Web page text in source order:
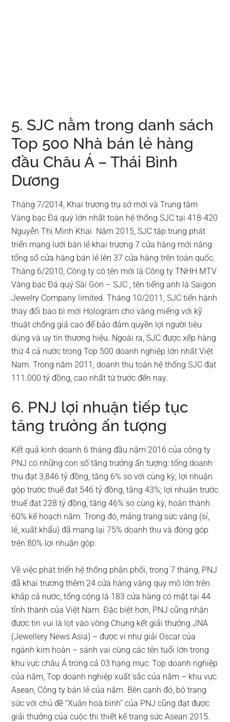
5. SJC nằm trong danh sách
Top 500 Nhà bán lẻ hàng
đầu Châu Á – Thái Bình
Dương
Tháng 7/2014, Khai trương trụ sở mới và Trung tâm
Vàng bạc Đá quý lớn nhất toàn hệ thống SJC tại 418-420
Nguyễn Thị Minh Khai. Năm 2015, SJC tập trung phát
triển mạng lưới bán lẻ khai trương 7 cửa hàng mới nâng
tổng số cửa hàng bán lẻ lên 37 cửa hàng trên toàn quốc.
Tháng 6/2010, Công ty có tên mới là Công ty TNHH MTV
Vàng bạc Đá quý Sài Gòn – SJC , tên tiếng anh là Saigon
Jewelry Company limited. Tháng 10/2011, SJC tiến hành
thay đổi bao bì mới Hologram cho vàng miếng với kỹ
thuật chống giả cao để bảo đảm quyền lợi người tiêu
dùng và uy tín thương hiệu. Ngoài ra, SJC được xếp hàng
thứ 4 cả nước trong Top 500 doanh nghiệp lớn nhất Việt
Nam. Trong năm 2011, doanh thu toàn hệ thống SJC đạt
111.000 tỷ đồng, cao nhất từ trước đến nay.
6. PNJ lợi nhuận tiếp tục
tăng trưởng ấn tượng
Kết quả kinh doanh 6 tháng đầu năm 2016 của công ty
PNJ có những con số tăng trưởng ấn tượng: tổng doanh
thu đạt 3,846 tỷ đồng, tăng 6% so với cùng kỳ; lợi nhuận
gộp trước thuế đạt 546 tỷ đồng, tăng 43%; lợi nhuận trước
thuế đạt 228 tỷ đồng, tăng 46% so cùng kỳ, hoàn thành
60% kế hoạch năm. Trong đó, mảng trang sức vàng (sỉ,
lẻ, xuất khẩu) đã mang lại 75% doanh thu và đóng góp
trên 80% lợi nhuận gộp.
Về việc phát triển hệ thống phân phối, trong 7 tháng, PNJ
đã khai trương thêm 24 cửa hàng vàng quy mô lớn trên
khắp cả nước, tổng cộng là 183 cửa hàng có mặt tại 44
tỉnh thành của Việt Nam. Đặc biệt hơn, PNJ cũng nhận
được tin vui là lọt vào vòng Chung kết giải thưởng JNA
(Jewellery News Asia) – được ví như giải Oscar của
ngành kim hoàn – sánh vai cùng các tên tuổi lớn trong
khu vực châu Á trong cả 03 hạng mục: Top doanh nghiệp
của năm, Top doanh nghiệp xuất sắc của năm – khu vực
Asean, Công ty bán lẻ của năm. Bên cạnh đó, bộ trang
sức với chủ đề “Xuân hoà bình” của PNJ cũng đạt được
giải thưởng của cuộc thi thiết kế trang sức Asean 2015.